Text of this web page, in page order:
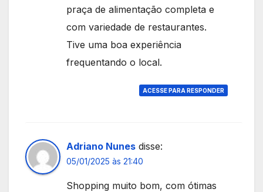
praça de alimentação completa e
com variedade de restaurantes.
Tive uma boa experiência
frequentando o local.
ACESSE PARA RESPONDER
Adriano Nunes disse:
05/01/2025 às 21:40
Shopping muito bom, com ótimas